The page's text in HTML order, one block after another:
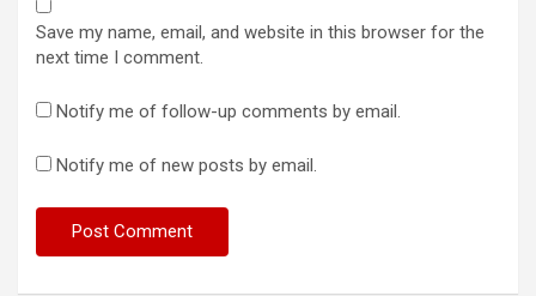
Save my name, email, and website in this browser for the
next time I comment.
Notify me of follow-up comments by email.
Notify me of new posts by email.